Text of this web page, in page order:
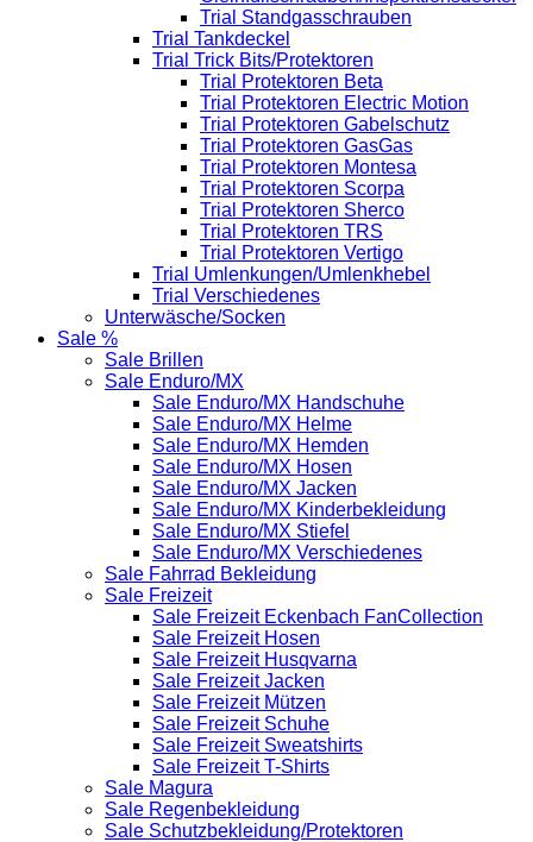
Trial Standgasschrauben
Trial Tankdeckel
Trial Trick Bits/Protektoren
Trial Protektoren Beta
Trial Protektoren Electric Motion
Trial Protektoren Gabelschutz
Trial Protektoren GasGas
Trial Protektoren Montesa
Trial Protektoren Scorpa
Trial Protektoren Sherco
Trial Protektoren TRS
Trial Protektoren Vertigo
Trial Umlenkungen/Umlenkhebel
Trial Verschiedenes
Unterwäsche/Socken
Sale %
Sale Brillen
Sale Enduro/MX
Sale Enduro/MX Handschuhe
Sale Enduro/MX Helme
Sale Enduro/MX Hemden
Sale Enduro/MX Hosen
Sale Enduro/MX Jacken
Sale Enduro/MX Kinderbekleidung
Sale Enduro/MX Stiefel
Sale Enduro/MX Verschiedenes
Sale Fahrrad Bekleidung
Sale Freizeit
Sale Freizeit Eckenbach FanCollection
Sale Freizeit Hosen
Sale Freizeit Husqvarna
Sale Freizeit Jacken
Sale Freizeit Mützen
Sale Freizeit Schuhe
Sale Freizeit Sweatshirts
Sale Freizeit T-Shirts
Sale Magura
Sale Regenbekleidung
Sale Schutzbekleidung/Protektoren